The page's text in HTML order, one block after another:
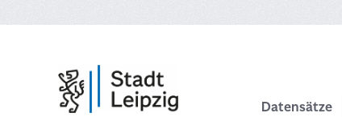
Datensätze